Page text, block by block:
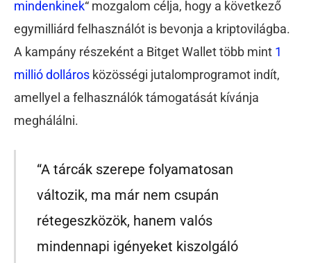
mindenkinek“ mozgalom célja, hogy a következő
egymilliárd felhasználót is bevonja a kriptovilágba.
A kampány részeként a Bitget Wallet több mint 1
millió dolláros közösségi jutalomprogramot indít,
amellyel a felhasználók támogatását kívánja
meghálálni.
“A tárcák szerepe folyamatosan
változik, ma már nem csupán
rétegeszközök, hanem valós
mindennapi igényeket kiszolgáló